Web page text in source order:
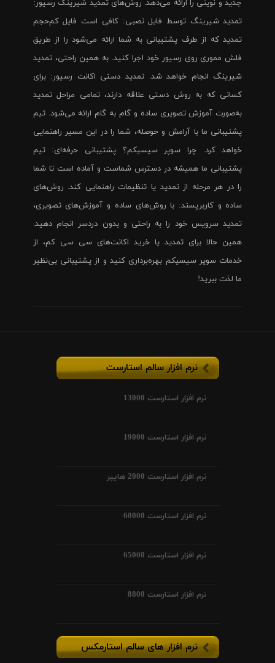
جدید و نوینی را ارائه می‌دهد. روش‌های تمدید شیرینگ رسیور:
تمدید شیرینگ توسط فایل نصبی: کافی است فایل کم‌حجم
تمدید که از طرف پشتیبانی به شما ارائه می‌شود را از طریق
فلش مموری روی رسیور خود اجرا کنید. به همین راحتی، تمدید
شیرینگ انجام خواهد شد. تمدید دستی اکانت رسیور: برای
کسانی که به روش دستی علاقه دارند، تمامی مراحل تمدید
به‌صورت آموزش تصویری ساده و گام به گام ارائه می‌شود. تیم
پشتیبانی ما با آرامش و حوصله، شما را در این مسیر راهنمایی
خواهد کرد. چرا سوپر سیسیکم؟ پشتیبانی حرفه‌ای: تیم
پشتیبانی ما همیشه در دسترس شماست و آماده است تا شما
را در هر مرحله از تمدید یا تنظیمات راهنمایی کند. روش‌های
ساده و کاربرپسند: با روش‌های ساده و آموزش‌های تصویری،
تمدید سرویس خود را به راحتی و بدون دردسر انجام دهید.
همین حالا برای تمدید یا خرید اکانت‌های سی سی کم، از
خدمات سوپر سیسیکم بهره‌برداری کنید و از پشتیبانی بی‌نظیر
ما لذت ببرید!
نرم افزار سالم استارست
نرم افزار استارست 13000
نرم افزار استارست 19000
نرم افزار استارست 2000 هایپر
نرم افزار استارست 60000
نرم افزار استارست 65000
نرم افزار استارست 8800
نرم افزار های سالم استارمکس